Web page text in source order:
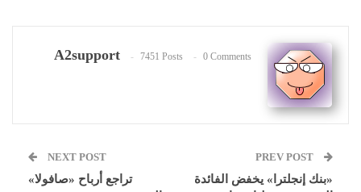
A2support 7451 Posts 0 Comments
«بنك إنجلترا» يخفض الفائدة
NEXT POST
تراجع أرباح «صافولا»